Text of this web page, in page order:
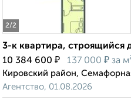
2/2
3-к квартира, строящийся
10 384 600 ₽ 137 000 ₽ за
Кировский район,
Агентство, 01.08.2026